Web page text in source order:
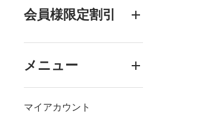
会員様限定割引
メニュー
マイアカウント